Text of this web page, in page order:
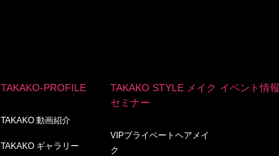
TAKAKO-PROFILE
TAKAKO 動画紹介
TAKAKO ギャラリー
TAKAKO STYLE メイク
セミナー
VIPプライベートヘアメイ
ク
イベント情報